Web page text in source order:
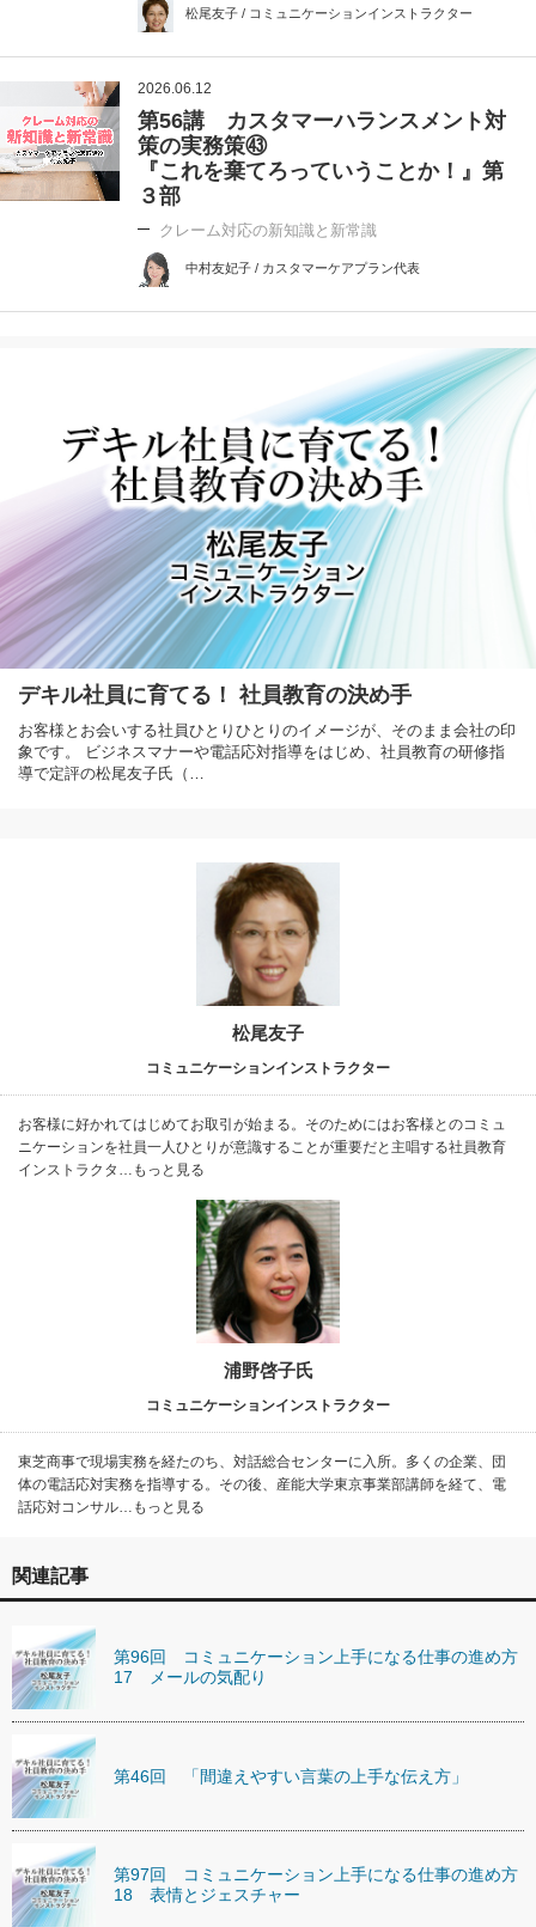
松尾友子 / コミュニケーションインストラクター
2026.06.12
第56講 カスタマーハランスメント対
策の実務策㊸
『これを棄てろっていうことか！』第
３部
クレーム対応の新知識と新常識
中村友妃子 / カスタマーケアプラン代表
デキル社員に育てる！ 社員教育の決め手
お客様とお会いする社員ひとりひとりのイメージが、そのまま会社の印
象です。 ビジネスマナーや電話応対指導をはじめ、社員教育の研修指
導で定評の松尾友子氏（…
松尾友子
コミュニケーションインストラクター
お客様に好かれてはじめてお取引が始まる。そのためにはお客様とのコミュ
ニケーションを社員一人ひとりが意識することが重要だと主唱する社員教育
インストラクタ…もっと見る
浦野啓子氏
コミュニケーションインストラクター
東芝商事で現場実務を経たのち、対話総合センターに入所。多くの企業、団
体の電話応対実務を指導する。その後、産能大学東京事業部講師を経て、電
話応対コンサル…もっと見る
関連記事
第96回 コミュニケーション上手になる仕事の進め方
17 メールの気配り
第46回 「間違えやすい言葉の上手な伝え方」
第97回 コミュニケーション上手になる仕事の進め方
18 表情とジェスチャー